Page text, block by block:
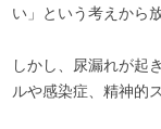
い」という考えから
しかし、尿漏れが起
ルや感染症、精神的